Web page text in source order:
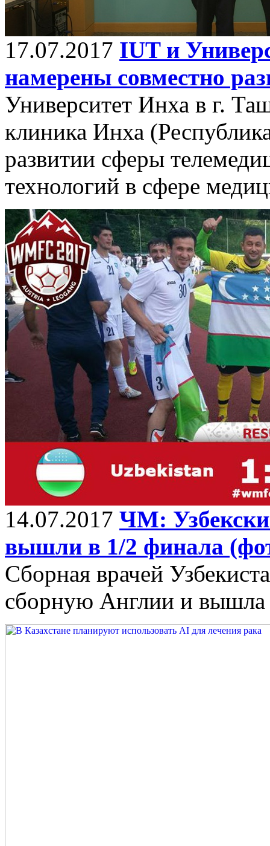
17.07.2017 IUT и
намерены совместно
Университет Инха в г.
клиника Инха
развитии сферы
технологий в сфере
14.07.2017 ЧМ:
вышли в 1/2 финала
Сборная врачей
сборную Англии и